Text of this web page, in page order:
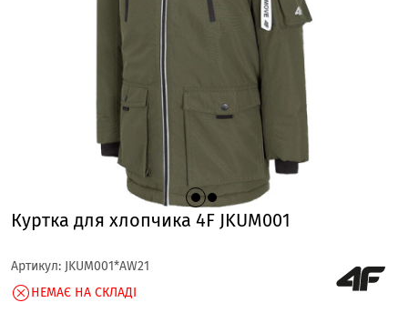
Куртка для хлопчика 4F JKUM001
Артикул: JKUM001*AW21
НЕМАЄ НА СКЛАДІ